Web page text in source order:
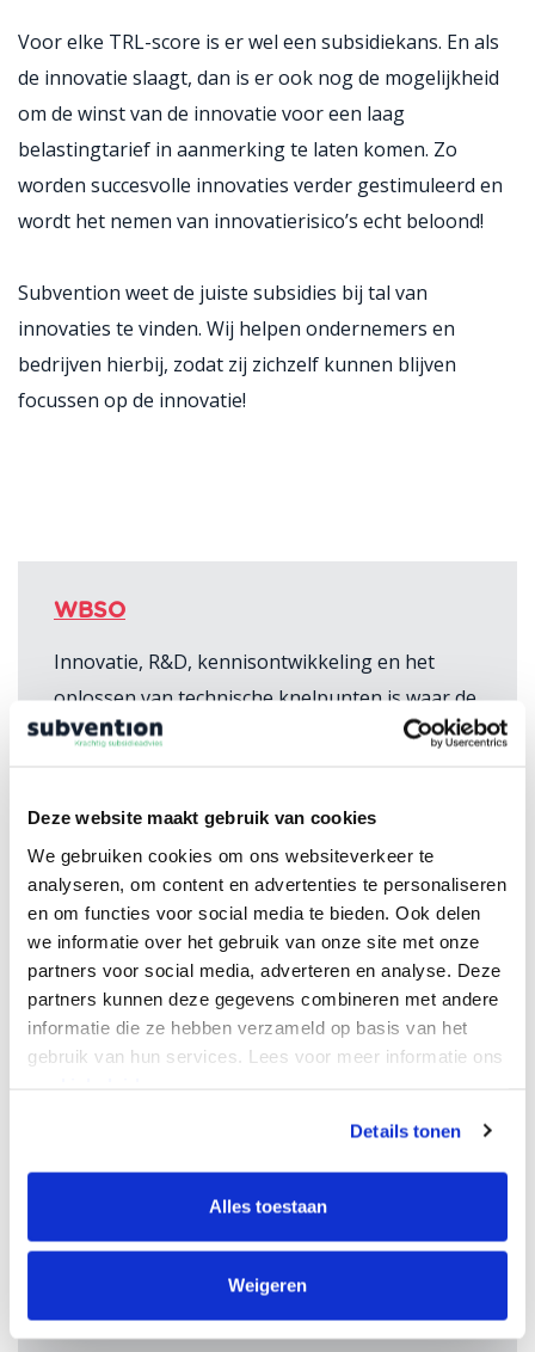
Deze website maakt gebruik van cookies
We gebruiken cookies om ons websiteverkeer te
analyseren, om content en advertenties te personaliseren
en om functies voor social media te bieden. Ook delen
we informatie over het gebruik van onze site met onze
partners voor social media, adverteren en analyse. Deze
partners kunnen deze gegevens combineren met andere
informatie die ze hebben verzameld op basis van het
gebruik van hun services. Lees voor meer informatie ons
Details tonen
Alles toestaan
Weigeren
Voor elke TRL-score is er wel een subsidiekans. En als
de innovatie slaagt, dan is er ook nog de mogelijkheid
om de winst van de innovatie voor een laag
belastingtarief in aanmerking te laten komen. Zo
worden succesvolle innovaties verder gestimuleerd en
wordt het nemen van innovatierisico’s echt beloond!
Subvention weet de juiste subsidies bij tal van
innovaties te vinden. Wij helpen ondernemers en
bedrijven hierbij, zodat zij zichzelf kunnen blijven
focussen op de innovatie!
WBSO
Innovatie, R&D, kennisontwikkeling en het
oplossen van technische knelpunten is waar de
WBSO om draait. De fiscale regeling vergoedt
gespendeerd aan de R&D-werkzaamheden.
Innovatiebox
De innovatiebox is een belastingmaatregel die
een aanzienlijke korting op de
vennootschapsbelasting oplevert op winsten
die worden gemaakt op innovatieve producten
of diensten.
van milieu- en haalbaarheidsonderzoeken voor
innovatieve pilot- of demonstratieprojecten.
MIT Haalbaarheid